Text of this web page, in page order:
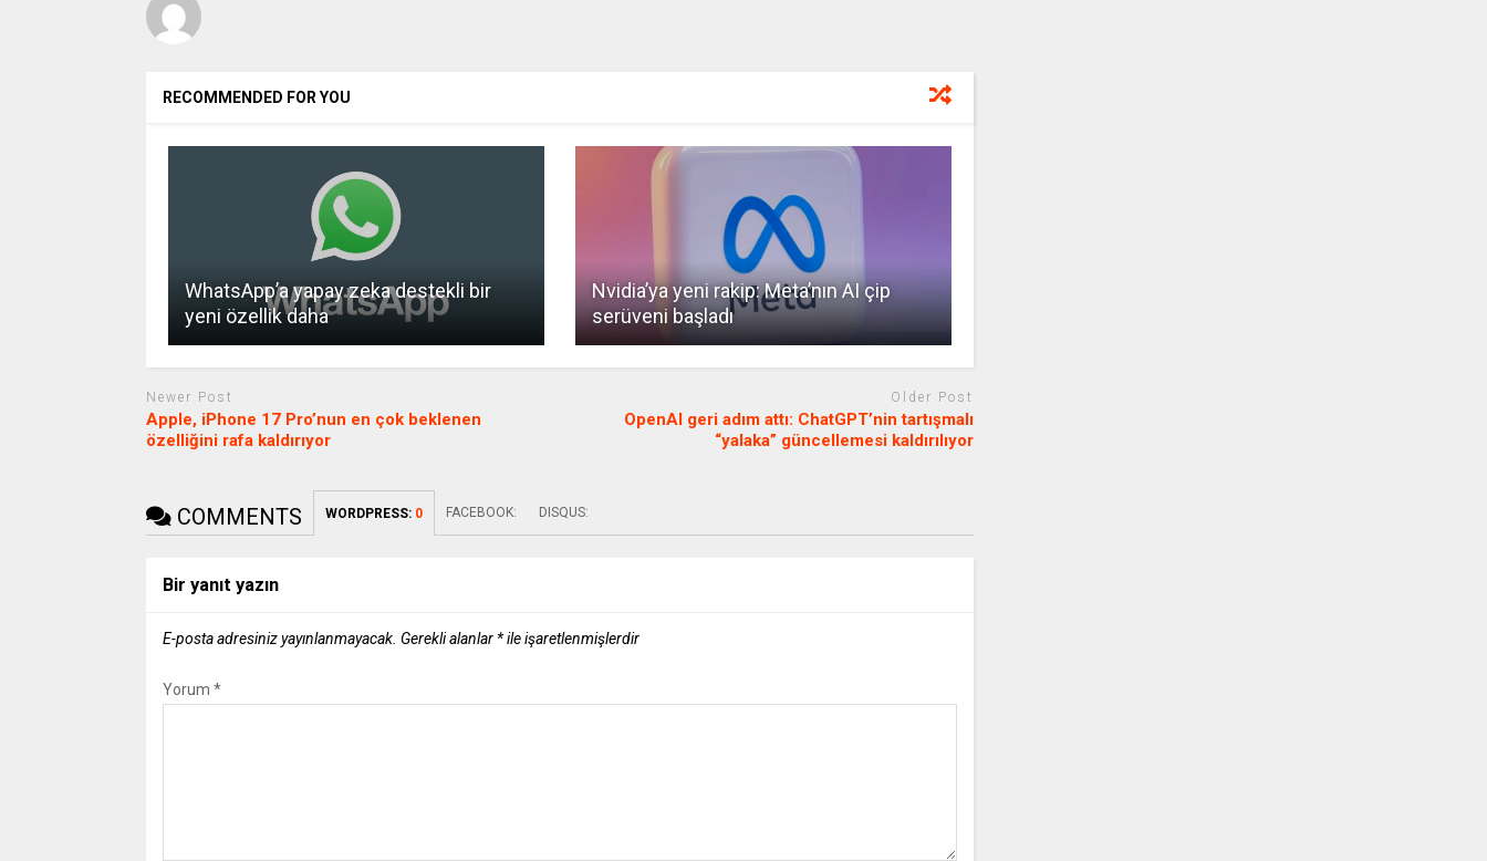
RECOMMENDED FOR YOU
WhatsApp’a yapay zeka destekli bir
yeni özellik daha
Nvidia’ya yeni rakip: Meta’nın AI çip
serüveni başladı
Newer Post
Apple, iPhone 17 Pro’nun en çok beklenen
özelliğini rafa kaldırıyor
Older Post
OpenAI geri adım attı: ChatGPT’nin tartışmalı
“yalaka” güncellemesi kaldırılıyor
COMMENTS WORDPRESS: 0 FACEBOOK: DISQUS:
Bir yanıt yazın
E-posta adresiniz yayınlanmayacak. Gerekli alanlar *ile işaretlenmişlerdir
Yorum *